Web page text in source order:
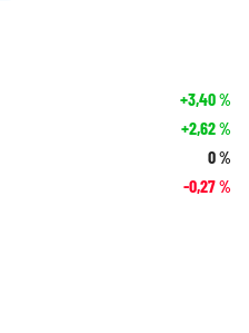
+3,40%
+2,62%
0%
-0,27%